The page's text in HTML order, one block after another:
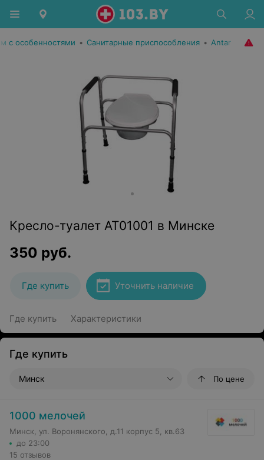
с особенностями • Санитарные приспособления • Antar
Кресло-туалет AT01001 в Минске
350 руб.
Где купить Уточнить наличие
Где купить Характеристики
Где купить
Минск По цене
1000 мелочей
Минск, ул. Воронянского, д.11 корпус 5, кв.63
до 23:00
15 отзывов